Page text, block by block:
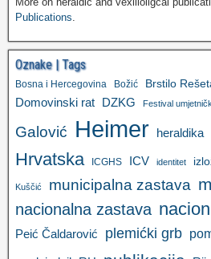
Publications.
Oznake | Tags
Bosna i Hercegovina Božić Brstilo
Domovinski rat DZKG Festival
Galović Heimer heraldika
Hrvatska ICGHS ICV identitet
Kuščić municipalna zastava
nacionalna zastava
Peić Čaldarović plemićki grb